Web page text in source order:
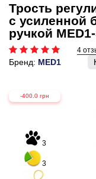
Трость
с усиленной
ручкой
4
Бренд: MED1
-400.0 грн
3
3